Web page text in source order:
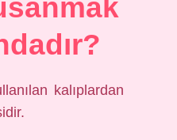
kalıplardan